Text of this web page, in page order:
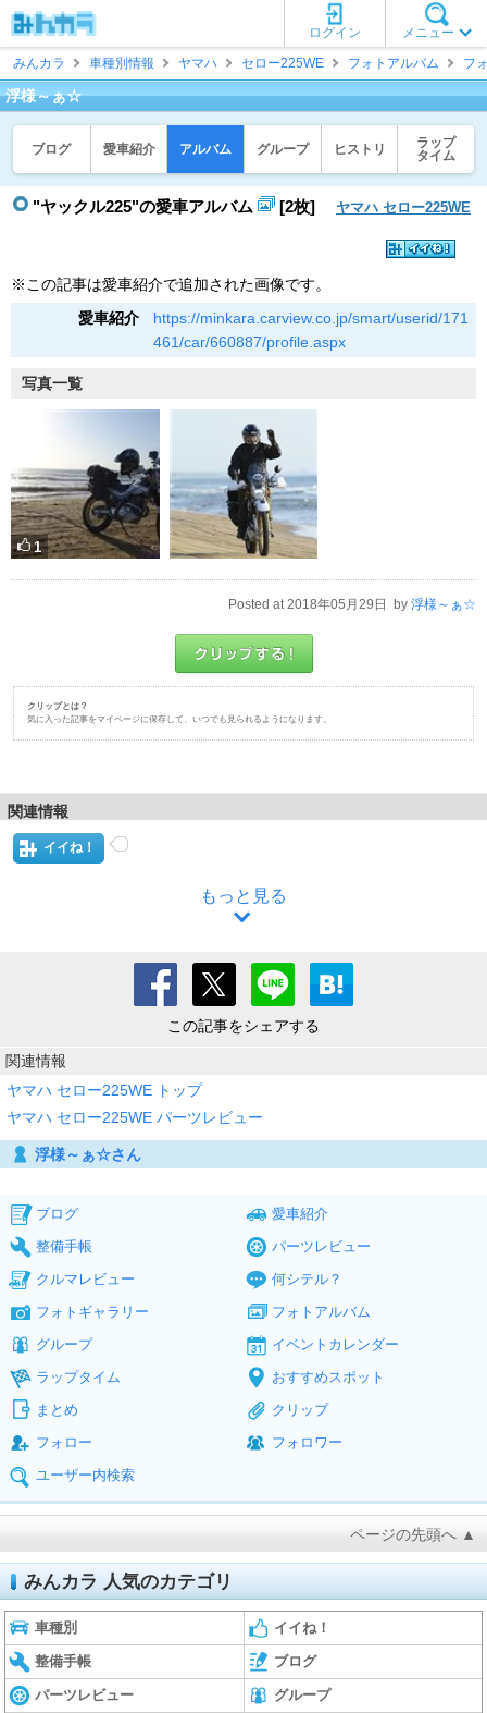
メニュー
ログイン
みんカラ
車種別情報 ヤマハ セロー225WE フォトアルバム フ
浮様～ぁ☆
ブログ 愛車紹介 アルバム グループ ヒストリ
ラップ
タイム
"ヤックル225"の愛車アルバム [2枚] ヤマハ セロー225WE
※この記事は愛車紹介で追加された画像です。
愛車紹介
https://minkara.carview.co.jp/smart/userid/171
461/car/660887/profile.aspx
写真一覧
1
Posted at 2018年05月29日 by 浮様～ぁ☆
クリップとは？
気に入った記事をマイページに保存して、いつでも見られるようになります。
関連情報
イイね！
もっと見る
この記事をシェアする
関連情報
ヤマハ セロー225WE トップ
ヤマハ セロー225WE パーツレビュー
浮様～ぁ☆さん
ブログ
愛車紹介
整備手帳
パーツレビュー
クルマレビュー
何シテル？
フォトギャラリー
フォトアルバム
グループ
イベントカレンダー
ラップタイム
おすすめスポット
まとめ
クリップ
フォロー
フォロワー
ユーザー内検索
ページの先頭へ ▲
みんカラ 人気のカテゴリ
車種別 イイね！
整備手帳 ブログ
パーツレビュー グループ